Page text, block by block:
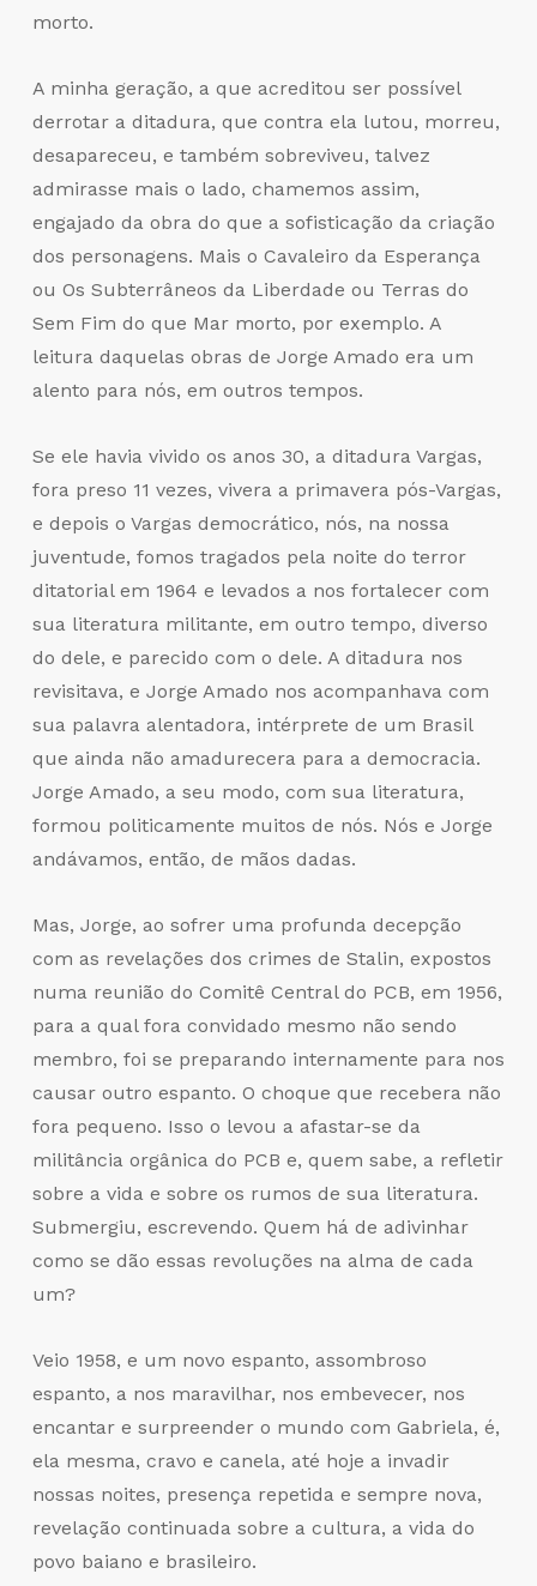
morto.
A minha geração, a que acreditou ser possível
derrotar a ditadura, que contra ela lutou, morreu,
desapareceu, e também sobreviveu, talvez
admirasse mais o lado, chamemos assim,
engajado da obra do que a sofisticação da criação
dos personagens. Mais o Cavaleiro da Esperança
ou Os Subterrâneos da Liberdade ou Terras do
Sem Fim do que Mar morto, por exemplo. A
leitura daquelas obras de Jorge Amado era um
alento para nós, em outros tempos.
Se ele havia vivido os anos 30, a ditadura Vargas,
fora preso 11 vezes, vivera a primavera pós-Vargas,
e depois o Vargas democrático, nós, na nossa
juventude, fomos tragados pela noite do terror
ditatorial em 1964 e levados a nos fortalecer com
sua literatura militante, em outro tempo, diverso
do dele, e parecido com o dele. A ditadura nos
revisitava, e Jorge Amado nos acompanhava com
sua palavra alentadora, intérprete de um Brasil
que ainda não amadurecera para a democracia.
Jorge Amado, a seu modo, com sua literatura,
formou politicamente muitos de nós. Nós e Jorge
andávamos, então, de mãos dadas.
Mas, Jorge, ao sofrer uma profunda decepção
com as revelações dos crimes de Stalin, expostos
numa reunião do Comitê Central do PCB, em 1956,
para a qual fora convidado mesmo não sendo
membro, foi se preparando internamente para nos
causar outro espanto. O choque que recebera não
fora pequeno. Isso o levou a afastar-se da
militância orgânica do PCB e, quem sabe, a refletir
sobre a vida e sobre os rumos de sua literatura.
Submergiu, escrevendo. Quem há de adivinhar
como se dão essas revoluções na alma de cada
um?
Veio 1958, e um novo espanto, assombroso
espanto, a nos maravilhar, nos embevecer, nos
encantar e surpreender o mundo com Gabriela, é,
ela mesma, cravo e canela, até hoje a invadir
nossas noites, presença repetida e sempre nova,
revelação continuada sobre a cultura, a vida do
povo baiano e brasileiro.